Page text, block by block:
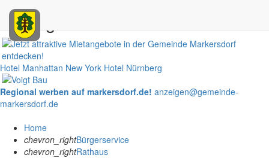
Anzeigen
Hotel Manhattan New York Hotel Nürnberg
Regional werben auf markersdorf.de! anzeigen@gemeinde-
markersdorf.de
Home
chevron_rightBürgerservice
chevron_rightRathaus